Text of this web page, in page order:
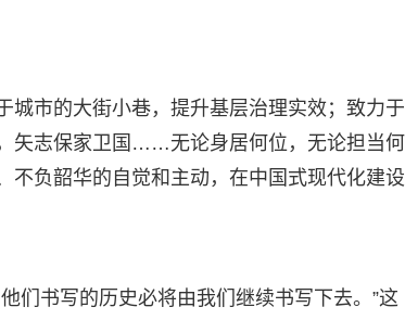
城市的大街小巷，提升基层治理实效；致力于
矢志保家卫国……无论身居何位，无论担当何
不负韶华的自觉和主动，在中国式现代化建设
们书写的历史必将由我们继续书写下去。”这